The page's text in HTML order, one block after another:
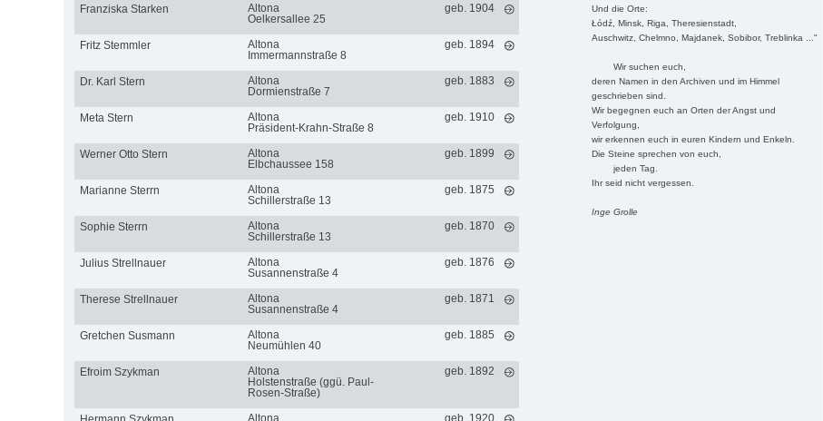
Und die Orte:
Łódź, Minsk, Riga, Theresienstadt,
Auschwitz, Chelmno, Majdanek, Sobibor, Treblinka ..."
Wir suchen euch,
deren Namen in den Archiven und im Himmel
geschrieben sind.
Wir begegnen euch an Orten der Angst und
Verfolgung,
wir erkennen euch in euren Kindern und Enkeln.
Die Steine sprechen von euch,
jeden Tag.
Ihr seid nicht vergessen.
Inge Grolle
Franziska Starken
Altona
Oelkersallee 25
geb. 1904
Fritz Stemmler
Altona
Immermannstraße 8
geb. 1894
Dr. Karl Stern
Altona
Dormienstraße 7
geb. 1883
Meta Stern
Altona
Präsident-Krahn-Straße 8
geb. 1910
Werner Otto Stern
Altona
Elbchaussee 158
geb. 1899
Marianne Sterrn
Altona
Schillerstraße 13
geb. 1875
Sophie Sterrn
Altona
Schillerstraße 13
geb. 1870
Julius Strellnauer
Altona
Susannenstraße 4
geb. 1876
Therese Strellnauer
Altona
Susannenstraße 4
geb. 1871
Gretchen Susmann
Altona
Neumühlen 40
geb. 1885
Efroim Szykman
Altona
Holstenstraße (ggü. Paul-
Rosen-Straße)
geb. 1892
Altona geb. 1920